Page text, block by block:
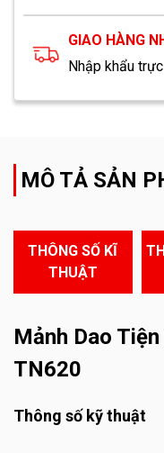
GIAO HÀNG
Nhập khẩu
MÔ TẢ SẢN
THÔNG SỐ KĨ
THUẬT
Mảnh Dao
TN620
Thông số kỹ thuật